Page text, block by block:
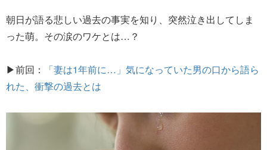
朝日が語る悲しい過去の事実を知り、突然泣き出してしま
った萌。その涙のワケとは…？
▶前回：
「妻は1年前に…」気になっていた男の口から語ら
れた、衝撃の過去とは